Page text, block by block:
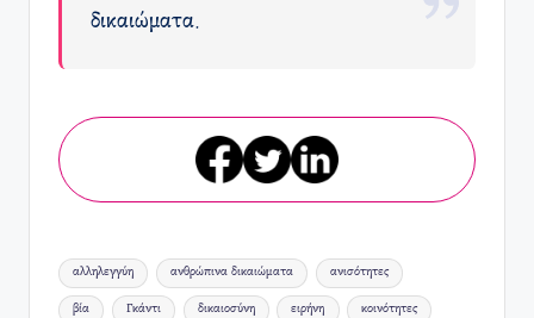
δικαιώματα.
Ετικέτες:
αλληλεγγύη ανθρώπινα δικαιώματα ανισότητες
βία Γκάντι δικαιοσύνη ειρήνη κοινότητες